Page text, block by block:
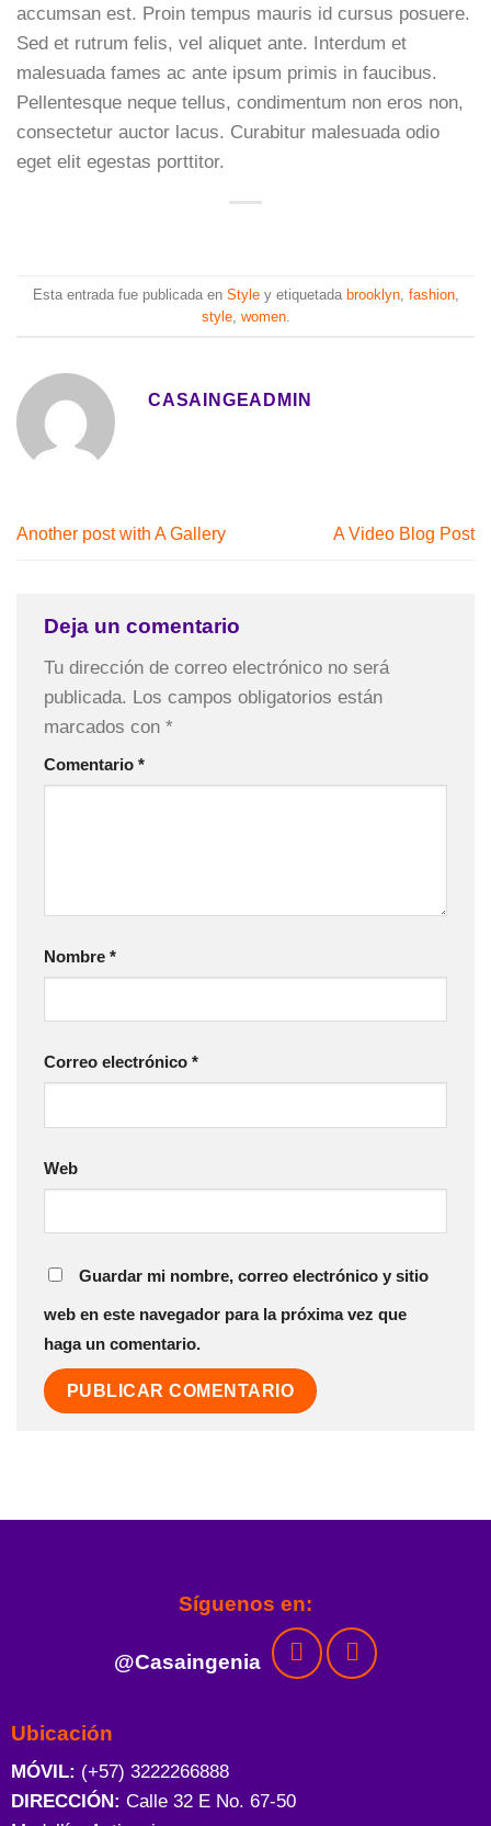
accumsan est. Proin tempus mauris id cursus posuere.
Sed et rutrum felis, vel aliquet ante. Interdum et
malesuada fames ac ante ipsum primis in faucibus.
Pellentesque neque tellus, condimentum non eros non,
consectetur auctor lacus. Curabitur malesuada odio
eget elit egestas porttitor.
Esta entrada fue publicada en Styley etiquetada brooklyn, fashion,
style, women.
CASAINGEADMIN
Another post with A Gallery A Video Blog Post
Deja un comentario
Tu dirección de correo electrónico no será
publicada. Los campos obligatorios están
marcados con *
Comentario *
Nombre *
Correo electrónico *
Web
Guardar mi nombre, correo electrónico y sitio
web en este navegador para la próxima vez que
haga un comentario.
Síguenos en:
@Casaingenia
Ubicación
MÓVIL: (+57) 3222266888
DIRECCIÓN: Calle 32 E No. 67-50